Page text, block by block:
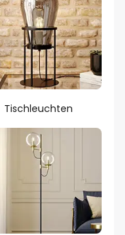
Tischleuchten